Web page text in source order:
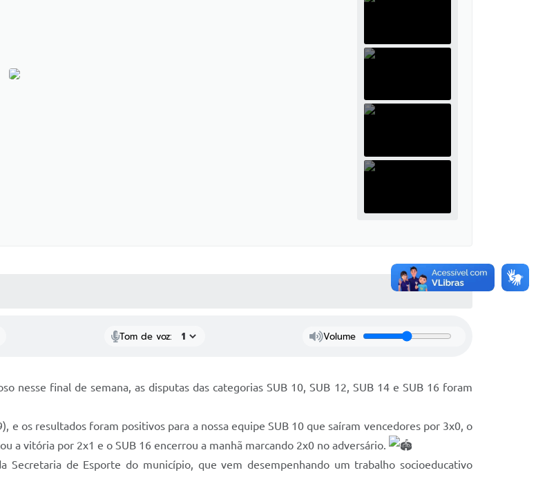
Tom de voz: Volume
nesse final de semana, as disputas das categorias SUB 10, SUB 12, SUB 14 e SUB 16 foram
e os resultados foram positivos para a nossa equipe SUB 10 que saíram vencedores por 3x0, o
a vitória por 2x1 e o SUB 16 encerrou a manhã marcando 2x0 no adversário.
Secretaria de Esporte do município, que vem desempenhando um trabalho socioeducativo